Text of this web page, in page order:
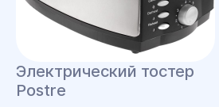
Электрический тостер
Postre